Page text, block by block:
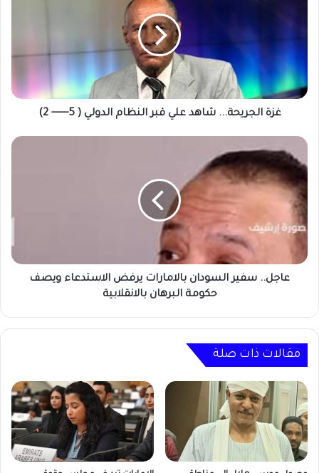
النظام
الدولي
5-
-
-
غزة الجريحة... شاهد علي قبر النظام الدولي ( 5------ 2)
عاجل..
سفير
السودان
بالامارات
يرفض
الاستدعاء
ويصف
البرهان
بالانقلابية
عاجل.. سفير السودان بالامارات يرفض الاستدعاء ويصف
حكومة البرهان بالانقلابية
مقالات ذات صلة